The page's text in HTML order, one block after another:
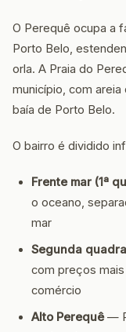
O Perequê ocupa a
Porto Belo,
orla. A Praia do
município, com
baía de Porto Belo.
O bairro é dividido
Frente mar (1ª
o oceano,
mar
Segunda quadra
com preços
comércio
Alto Perequê—